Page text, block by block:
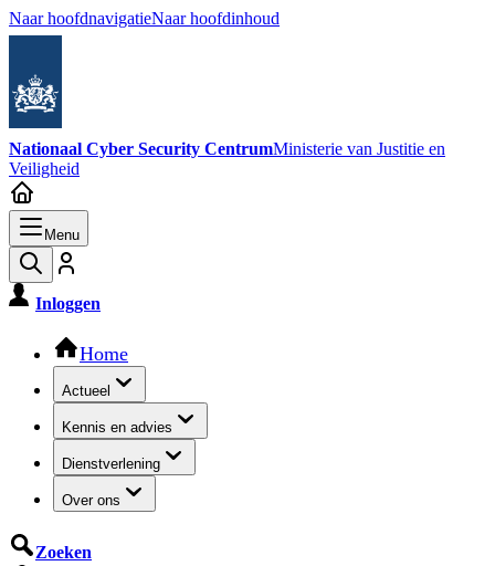
Naar hoofdnavigatieNaar hoofdinhoud
Nationaal Cyber Security CentrumMinisterie van Justitie en
Veiligheid
Menu
Inloggen
Hoofdnavigatie
Home
Actueel
Kennis en advies
Dienstverlening
Over ons
Zoeken